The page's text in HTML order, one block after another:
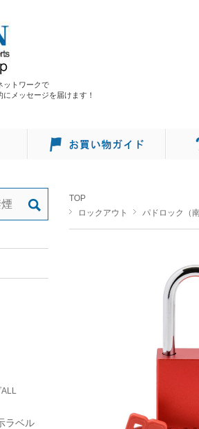
ットワークで
メッセージを届けます！
TOP
ロックアウト
パドロック（
ALL
ラベル